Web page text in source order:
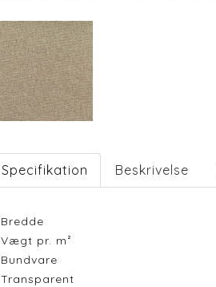
Specifikation Beskrivelse
Bredde
Vægt pr. m²
Bundvare
Transparent